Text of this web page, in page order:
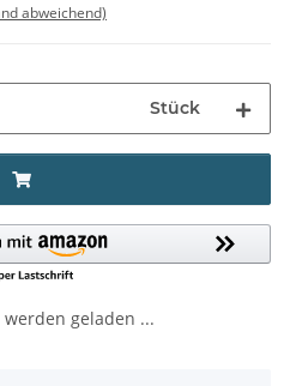
abweichend)
Stück
geladen ...